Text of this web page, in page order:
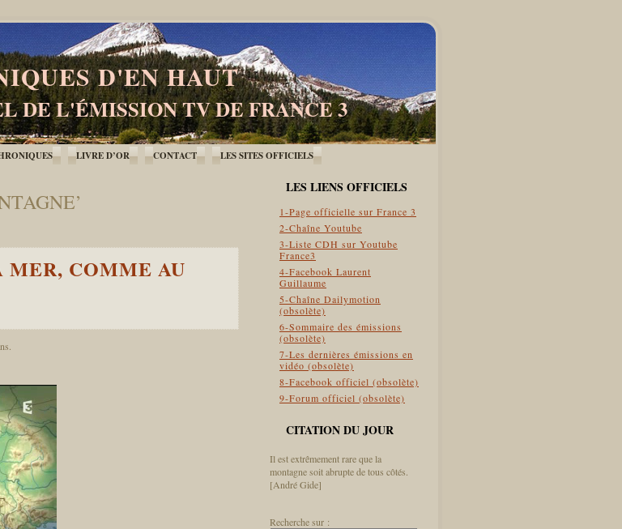
D'EN HAUT
DE L'ÉMISSION TV DE FRANCE 3
LIVRE D’OR CONTACT LES SITES OFFICIELS
MER, COMME AU
LES LIENS OFFICIELS
1-Page officielle sur France 3
2-Chaîne Youtube
3-Liste CDH sur Youtube
France3
4-Facebook Laurent
Guillaume
5-Chaîne Dailymotion
(obsolète)
6-Sommaire des émissions
(obsolète)
7-Les dernières émissions en
vidéo (obsolète)
8-Facebook officiel (obsolète)
9-Forum officiel (obsolète)
CITATION DU JOUR
Il est extrêmement rare que la
montagne soit abrupte de tous côtés.
[André Gide]
Recherche sur :